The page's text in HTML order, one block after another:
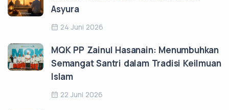
Asyura
24 Juni 2026
MQK PP Zainul Hasanain: Menumbuhkan
Semangat Santri dalam Tradisi Keilmuan
Islam
22 Juni 2026